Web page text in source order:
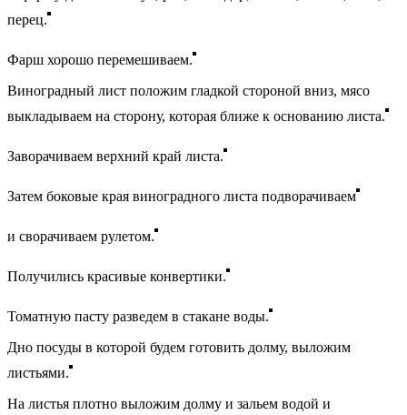
перец.
Фарш хорошо перемешиваем.
Виноградный лист положим гладкой стороной вниз, мясо
выкладываем на сторону, которая ближе к основанию листа.
Заворачиваем верхний край листа.
Затем боковые края виноградного листа подворачиваем
и сворачиваем рулетом.
Получились красивые конвертики.
Томатную пасту разведем в стакане воды.
Дно посуды в которой будем готовить долму, выложим
листьями.
На листья плотно выложим долму и зальем водой и